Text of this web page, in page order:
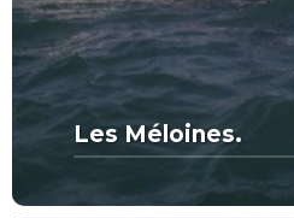
MORE FROM THIS SET:
Les Méloines.